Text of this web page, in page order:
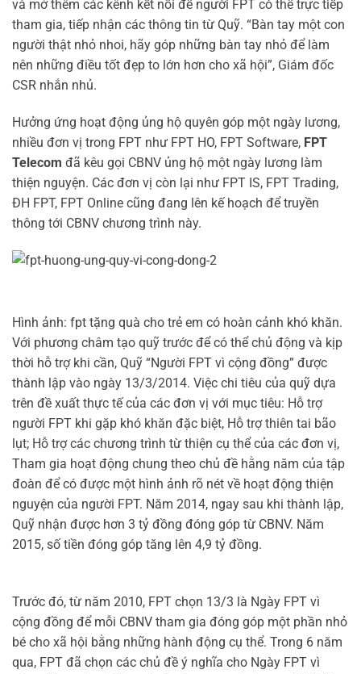
và mở thêm các kênh kết nối để người FPT có thể trực tiếp
tham gia, tiếp nhận các thông tin từ Quỹ. “Bàn tay một con
người thật nhỏ nhoi, hãy góp những bàn tay nhỏ để làm
nên những điều tốt đẹp to lớn hơn cho xã hội”, Giám đốc
CSR nhắn nhủ.
Hưởng ứng hoạt động ủng hộ quyên góp một ngày lương,
nhiều đơn vị trong FPT như FPT HO, FPT Software, FPT
Telecom đã kêu gọi CBNV ủng hộ một ngày lương làm
thiện nguyện. Các đơn vị còn lại như FPT IS, FPT Trading,
ĐH FPT, FPT Online cũng đang lên kế hoạch để truyền
thông tới CBNV chương trình này.
Hình ảnh: fpt tặng quà cho trẻ em có hoàn cảnh khó khăn.
Với phương châm tạo quỹ trước để có thể chủ động và kịp
thời hỗ trợ khi cần, Quỹ “Người FPT vì cộng đồng” được
thành lập vào ngày 13/3/2014. Việc chi tiêu của quỹ dựa
trên đề xuất thực tế của các đơn vị với mục tiêu: Hỗ trợ
người FPT khi gặp khó khăn đặc biệt, Hỗ trợ thiên tai bão
lụt; Hỗ trợ các chương trình từ thiện cụ thể của các đơn vị,
Tham gia hoạt động chung theo chủ đề hằng năm của tập
đoàn để có được một hình ảnh rõ nét về hoạt động thiện
nguyện của người FPT. Năm 2014, ngay sau khi thành lập,
Quỹ nhận được hơn 3 tỷ đồng đóng góp từ CBNV. Năm
2015, số tiền đóng góp tăng lên 4,9 tỷ đồng.
Trước đó, từ năm 2010, FPT chọn 13/3 là Ngày FPT vì
cộng đồng để mỗi CBNV tham gia đóng góp một phần nhỏ
bé cho xã hội bằng những hành động cụ thể. Trong 6 năm
qua, FPT đã chọn các chủ đề ý nghĩa cho Ngày FPT vì